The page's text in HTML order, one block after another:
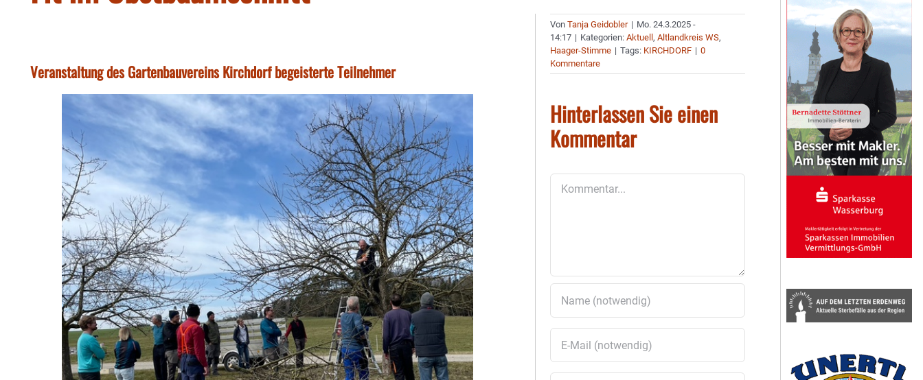
Veranstaltung des Gartenbauvereins Kirchdorf begeisterte Teilnehmer
VonTanja Geidobler | Mo. 24.3.2025 -
14:17 | Kategorien:Aktuell,Altlandkreis WS,
Haager-Stimme | Tags: KIRCHDORF | 0
Kommentare
Hinterlassen Sie einen
Kommentar